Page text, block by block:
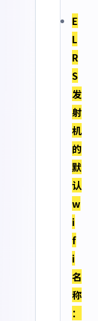
E
L
R
S
发
射
机
的
默
认
w
i
f
i
名
称
：